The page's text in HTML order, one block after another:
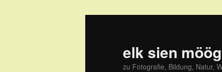
elk sien möög
zu Fotografie, Bildung, Natur,